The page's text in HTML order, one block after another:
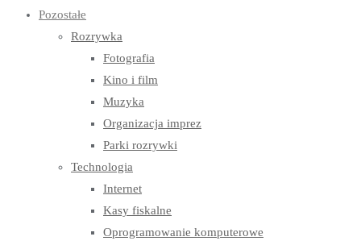
Pozostałe
Rozrywka
Fotografia
Kino i film
Muzyka
Organizacja imprez
Parki rozrywki
Technologia
Internet
Kasy fiskalne
Oprogramowanie komputerowe